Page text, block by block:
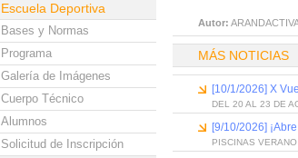
Escuela Deportiva
Bases y Normas
Programa
Galería de Imágenes
Cuerpo Técnico
Alumnos
Solicitud de Inscripción
Autor:
MÁS NOTICIAS
[10/1/2026] X
DEL 20 AL 23 DE
[9/10/2026]
PISCINAS